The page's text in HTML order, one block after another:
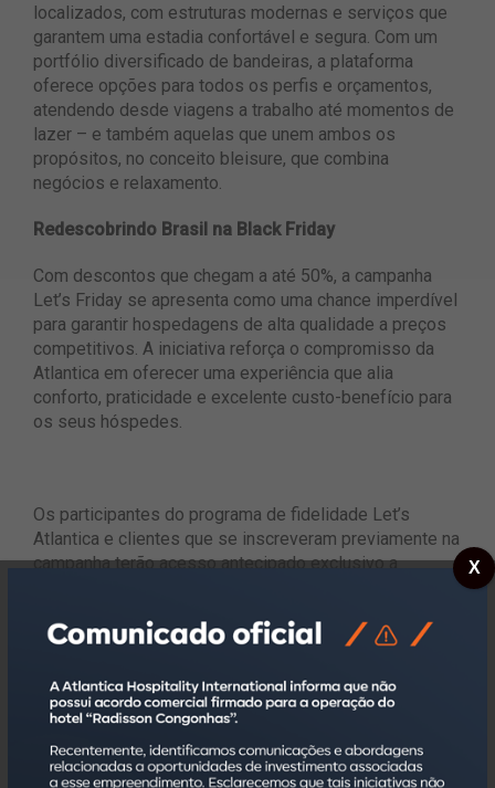
localizados, com estruturas modernas e serviços que
garantem uma estadia confortável e segura. Com um
portfólio diversificado de bandeiras, a plataforma
oferece opções para todos os perfis e orçamentos,
atendendo desde viagens a trabalho até momentos de
lazer – e também aquelas que unem ambos os
propósitos, no conceito bleisure, que combina
negócios e relaxamento.
Redescobrindo Brasil na Black Friday
Com descontos que chegam a até 50%, a campanha
Let’s Friday se apresenta como uma chance imperdível
para garantir hospedagens de alta qualidade a preços
competitivos. A iniciativa reforça o compromisso da
Atlantica em oferecer uma experiência que alia
conforto, praticidade e excelente custo-benefício para
os seus hóspedes.
Os participantes do programa de fidelidade Let’s
Atlantica e clientes que se inscreveram previamente na
campanha terão acesso antecipado exclusivo a
oferecer três vezes mais pontos em suas
hospedagens no período promocional. A pontuação
será automaticamente disponibilizada na conta dos
hóspedes após o checkout da reserva. Todas as
ofertas são válidas somente para reservas realizadas
X